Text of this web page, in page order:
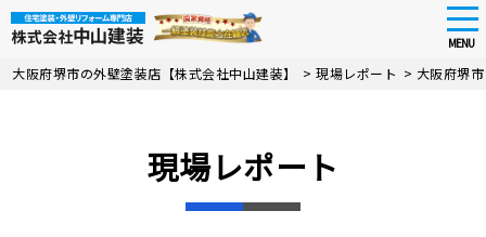
Skip
MENU
大阪府堺市の外壁塗装店【株式会社中山建装】 >現場レポート > 大阪府堺
現場レポート